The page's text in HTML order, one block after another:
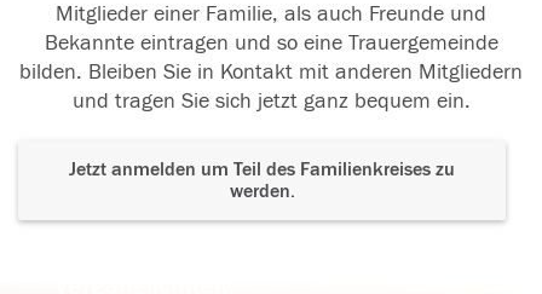
Mitglieder einer Familie, als auch Freunde und
Bekannte eintragen und so eine Trauergemeinde
bilden. Bleiben Sie in Kontakt mit anderen Mitgliedern
und tragen Sie sich jetzt ganz bequem ein.
Jetzt anmelden um Teil des Familienkreises zu
werden.